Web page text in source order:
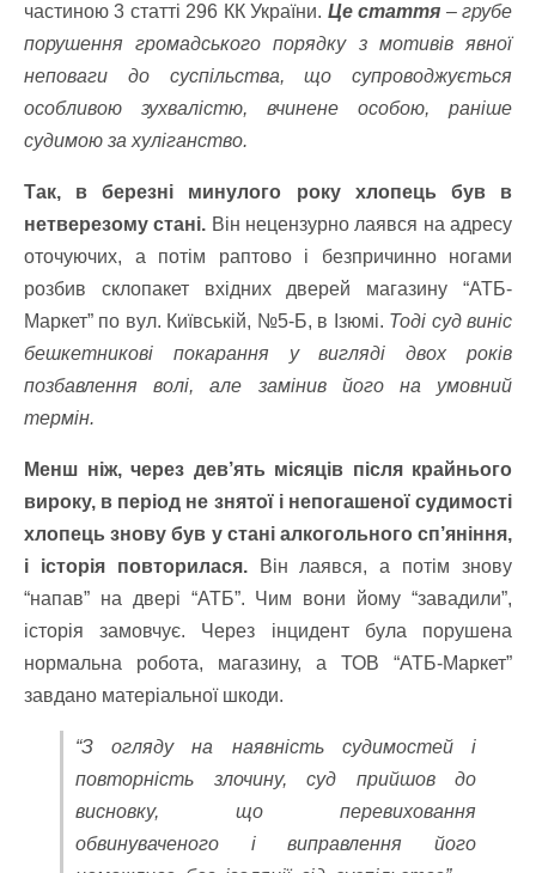
частиною 3 статті 296 КК України. Це стаття – грубе
порушення громадського порядку з мотивів явної
неповаги до суспільства, що супроводжується
особливою зухвалістю, вчинене особою, раніше
судимою за хуліганство.
Так, в березні минулого року хлопець був в
нетверезому стані. Він нецензурно лаявся на адресу
оточуючих, а потім раптово і безпричинно ногами
розбив склопакет вхідних дверей магазину “АТБ-
Маркет” по вул. Київській, №5-Б, в Ізюмі. Тоді суд виніс
бешкетникові покарання у вигляді двох років
позбавлення волі, але замінив його на умовний
термін.
Менш ніж, через дев’ять місяців після крайнього
вироку, в період не знятої і непогашеної судимості
хлопець знову був у стані алкогольного сп’яніння,
і історія повторилася.Він лаявся, а потім знову
“напав” на двері “АТБ”. Чим вони йому “завадили”,
історія замовчує. Через інцидент була порушена
нормальна робота, магазину, а ТОВ “АТБ-Маркет”
завдано матеріальної шкоди.
“З огляду на наявність судимостей і
повторність злочину, суд прийшов до
висновку, що перевиховання
обвинуваченого і виправлення його